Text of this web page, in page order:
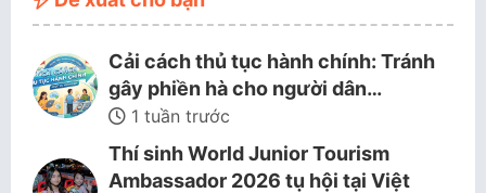
Cải cách thủ tục hành chính: Tránh
gây phiền hà cho người dân…
1 tuần trước
Thí sinh World Junior Tourism
Ambassador 2026 tụ hội tại Việt